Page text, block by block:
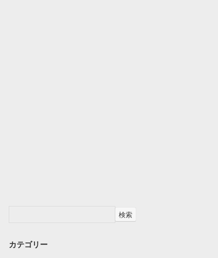
検索
カテゴリー